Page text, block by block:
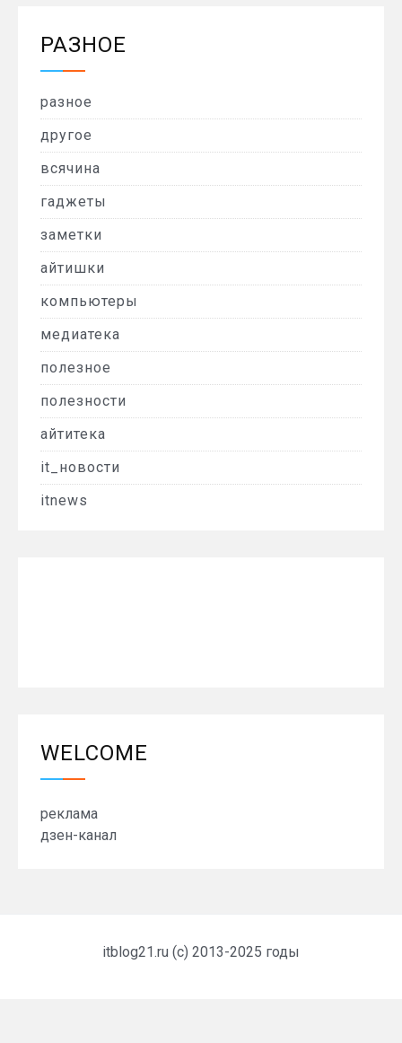
РАЗНОЕ
разное
другое
всячина
гаджеты
заметки
айтишки
компьютеры
медиатека
полезное
полезности
айтитека
it_новости
itnews
WELCOME
реклама
дзен-канал
itblog21.ru (c) 2013-2025 годы